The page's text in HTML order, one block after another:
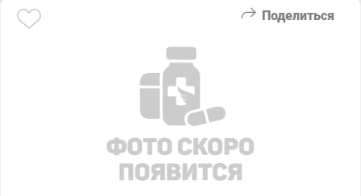
Поделиться